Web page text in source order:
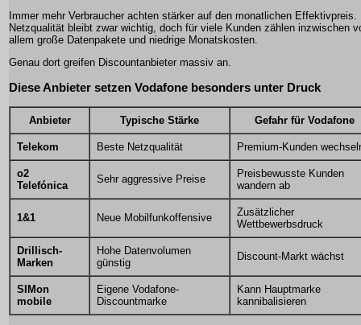
Immer mehr Verbraucher achten stärker auf den monatlichen Effektivpreis.
Netzqualität bleibt zwar wichtig, doch für viele Kunden zählen inzwischen
allem große Datenpakete und niedrige Monatskosten.
Genau dort greifen Discountanbieter massiv an.
Diese Anbieter setzen Vodafone besonders unter Druck
Anbieter Typische Stärke Gefahr für Vodafone
Telekom Beste Netzqualität Premium-Kunden
o2
Telefónica
Sehr aggressive Preise
Preisbewusste Kunden
wandern ab
1&1 Neue Mobilfunkoffensive
Zusätzlicher
Wettbewerbsdruck
Drillisch-
Marken
Hohe Datenvolumen
günstig
Discount-Markt wächst
SIMon
mobile
Eigene Vodafone-
Discountmarke
Kann Hauptmarke
kannibalisieren